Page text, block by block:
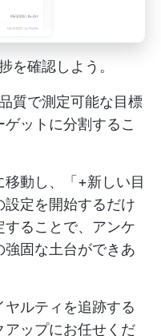
を確認しよう。
質で測定可能な目標
ットに分割するこ
動し、「+新しい目
定を開始するだけ
ることで、アンケ
固な土台ができあ
ルティを追跡する
アップにお任せくだ